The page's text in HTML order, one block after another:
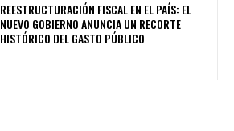
REESTRUCTURACIÓN FISCAL EN EL PAÍS: EL
NUEVO GOBIERNO ANUNCIA UN RECORTE
HISTÓRICO DEL GASTO PÚBLICO